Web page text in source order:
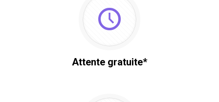
Attente gratuite*